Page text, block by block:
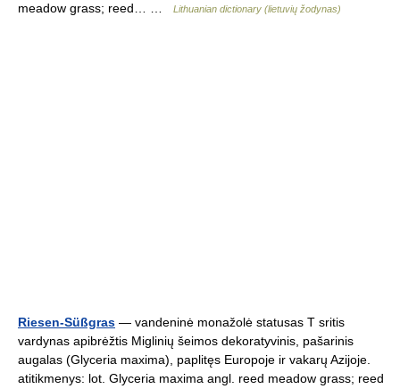
meadow grass; reed… …
Lithuanian dictionary (lietuvių žodynas)
Riesen-Süßgras — vandeninė monažolė statusas T sritis
vardynas apibrėžtis Miglinių šeimos dekoratyvinis, pašarinis
augalas (Glyceria maxima), paplitęs Europoje ir vakarų Azijoje.
atitikmenys: lot. Glyceria maxima angl. reed meadow grass; reed